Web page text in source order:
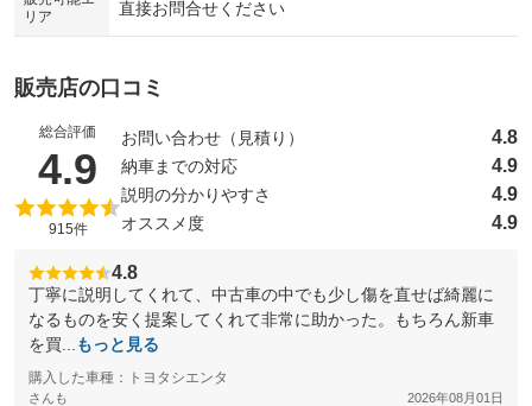
リア
直接お問合せください
販売店の口コミ
総合評価
4.9 （5点満点中）
915件
お問い合わせ（見積り） 4.8
納車までの対応 4.9
説明の分かりやすさ 4.9
オススメ度 4.9
4.8
丁寧に説明してくれて、中古車の中でも少し傷を直せば綺麗に
なるものを安く提案してくれて非常に助かった。もちろん新車
を買...
もっと見る
購入した車種：トヨタシエンタ
さんも 2026年08月01日